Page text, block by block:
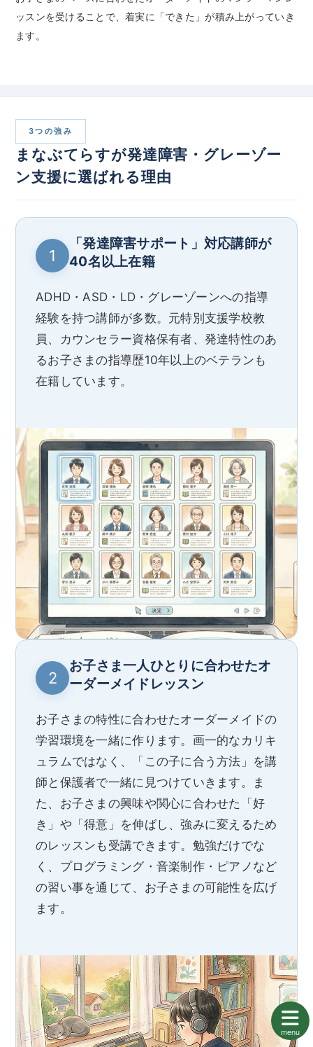
ッスンを受けることで、着実に「できた」が積み上がっていき
ます。
3つの強み
まなぶてらすが発達障害・グレーゾー
ン支援に選ばれる理由
1
「発達障害サポート」対応講師が
40名以上在籍
ADHD・ASD・LD・グレーゾーンへの指導
経験を持つ講師が多数。元特別支援学校教
員、カウンセラー資格保有者、発達特性のあ
るお子さまの指導歴10年以上のベテランも
在籍しています。
2
お子さま一人ひとりに合わせたオ
ーダーメイドレッスン
お子さまの特性に合わせたオーダーメイドの
学習環境を一緒に作ります。画一的なカリキ
ュラムではなく、「この子に合う方法」を講
師と保護者で一緒に見つけていきます。ま
た、お子さまの興味や関心に合わせた「好
き」や「得意」を伸ばし、強みに変えるため
のレッスンも受講できます。勉強だけでな
く、プログラミング・音楽制作・ピアノなど
の習い事を通じて、お子さまの可能性を広げ
ます。
menu